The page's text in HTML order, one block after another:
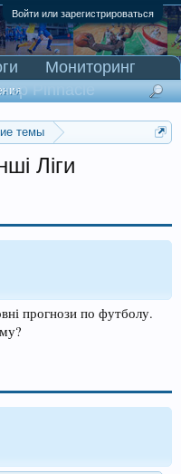
Войти или зарегистрироваться
темы
Ліги
прогнози по футболу.
Мониторинг
Pinnacle